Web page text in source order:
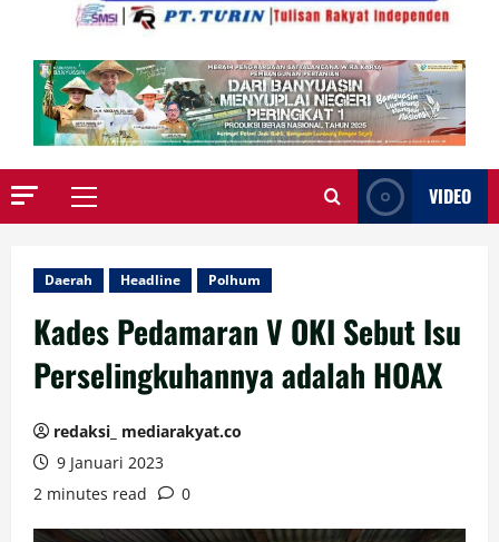
Primary
VIDEO
Daerah Headline Polhum
Kades Pedamaran V OKI Sebut Isu
Perselingkuhannya adalah HOAX
redaksi_ mediarakyat.co
9 Januari 2023
2 minutes read
0